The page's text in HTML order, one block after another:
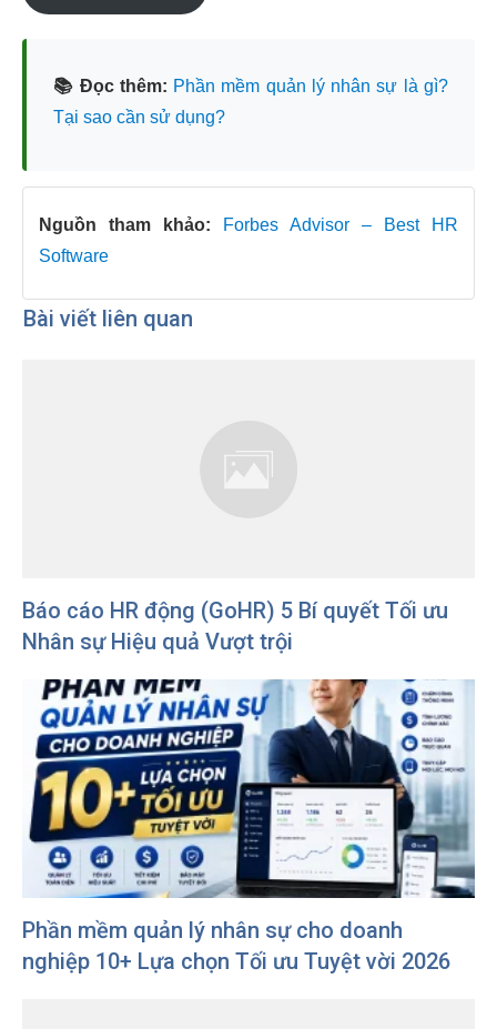
📚 Đọc thêm: Phần mềm quản lý nhân sự là gì?
Tại sao cần sử dụng?
Nguồn tham khảo:
Forbes Advisor – Best HR
Software
Bài viết liên quan
Báo cáo HR động (GoHR) 5 Bí quyết Tối ưu
Nhân sự Hiệu quả Vượt trội
Phần mềm quản lý nhân sự cho doanh
nghiệp 10+ Lựa chọn Tối ưu Tuyệt vời 2026